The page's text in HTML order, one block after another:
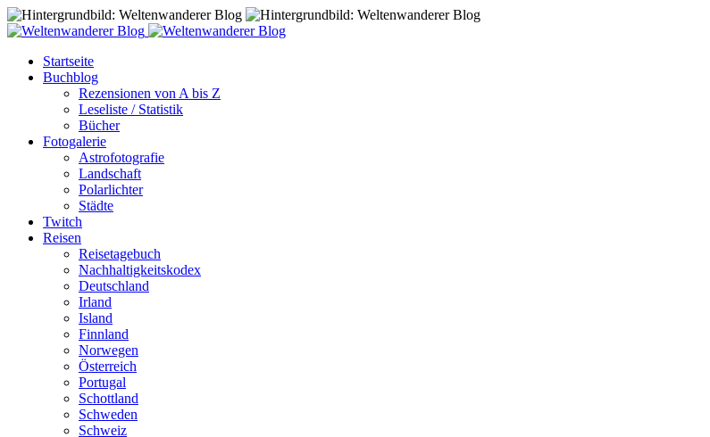
Startseite
Buchblog
Rezensionen von A bis Z
Leseliste / Statistik
Bücher
Fotogalerie
Astrofotografie
Landschaft
Polarlichter
Städte
Twitch
Reisen
Reisetagebuch
Nachhaltigkeitskodex
Deutschland
Irland
Island
Finnland
Norwegen
Österreich
Portugal
Schottland
Schweden
Schweiz